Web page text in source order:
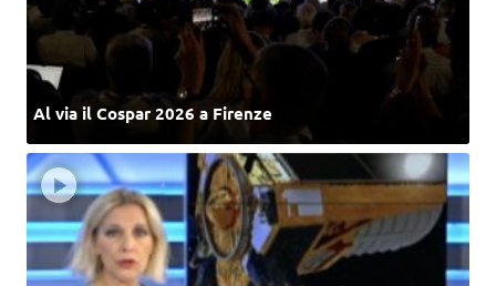
Al via il Cospar 2026 a Firenze